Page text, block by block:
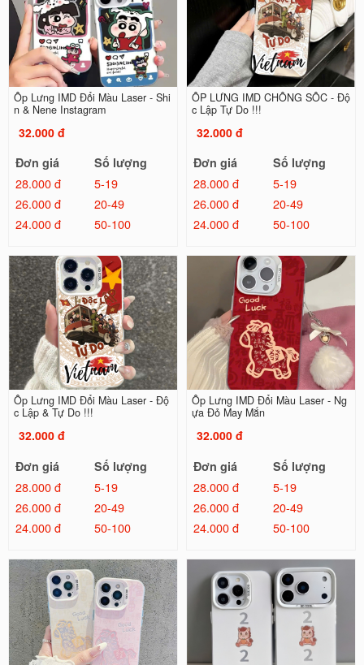
Ốp Lưng IMD Đổi Màu Laser - Shi
n & Nene Instagram
32.000 đ
Đơn giá
Số lượng
28.000 đ
5-19
26.000 đ
20-49
24.000 đ
50-100
ỐP LƯNG IMD CHỐNG SỐC - Độ
c Lập Tự Do !!!
32.000 đ
Đơn giá
Số lượng
28.000 đ
5-19
26.000 đ
20-49
24.000 đ
50-100
Ốp Lưng IMD Đổi Màu Laser - Độ
c Lập & Tự Do !!!
32.000 đ
Đơn giá
Số lượng
28.000 đ
5-19
26.000 đ
20-49
24.000 đ
50-100
Ốp Lưng IMD Đổi Màu Laser - Ng
ựa Đỏ May Mắn
32.000 đ
Đơn giá
Số lượng
28.000 đ
5-19
26.000 đ
20-49
24.000 đ
50-100